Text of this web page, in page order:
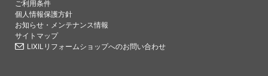
ご利用条件
個人情報保護方針
お知らせ・メンテナンス情報
サイトマップ
LIXILリフォームショップへのお問い合わせ